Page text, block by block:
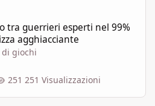
tra guerrieri esperti nel 99%
agghiacciante
di giochi
251 Visualizzazioni